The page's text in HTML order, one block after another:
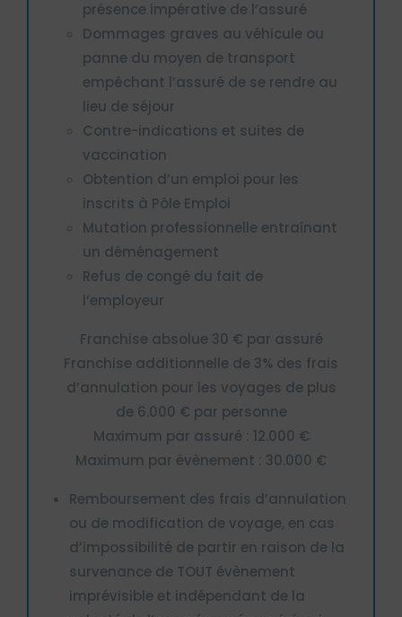
présence impérative de l’assuré
Dommages graves au véhicule ou
panne du moyen de transport
empêchant l’assuré de se rendre au
lieu de séjour
Contre-indications et suites de
vaccination
Obtention d’un emploi pour les
inscrits à Pôle Emploi
Mutation professionnelle entraînant
un déménagement
Refus de congé du fait de
l’employeur
Franchise absolue 30 € par assuré
Franchise additionnelle de 3% des frais
d’annulation pour les voyages de plus
de 6.000 € par personne
Maximum par assuré : 12.000 €
Maximum par évènement : 30.000 €
Remboursement des frais d’annulation
ou de modification de voyage, en cas
d’impossibilité de partir en raison de la
survenance de TOUT évènement
imprévisible et indépendant de la